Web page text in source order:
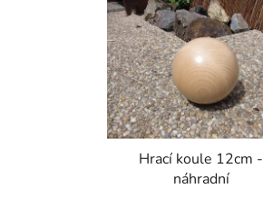
Hrací koule 12cm -
náhradní